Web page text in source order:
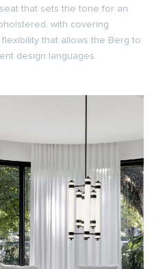
that sets the tone for an
with covering
that allows the Berg to
design languages.